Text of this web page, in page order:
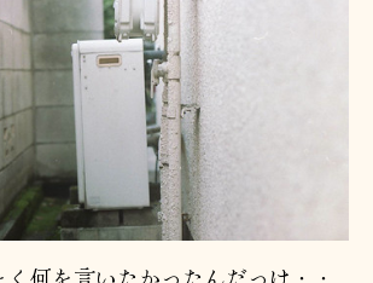
何を言いたかったんだっけ・・